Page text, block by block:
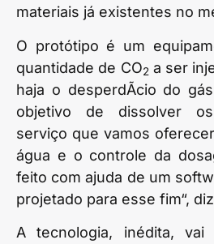
materiais já existentes no
O protótipo é um
quantidade de CO2 a ser
haja o desperdÃ­cio do
objetivo de dissolver
serviço que vamos
água e o controle da
feito com ajuda de um
projetado para esse fim“,
A tecnologia, inédita,